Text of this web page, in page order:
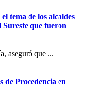
tema de los alcaldes
que fueron
aseguró que ...
de Procedencia en